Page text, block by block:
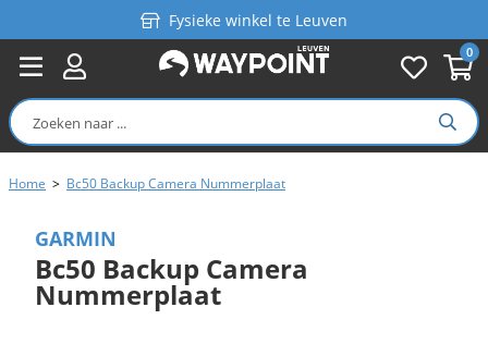
0
Fysieke winkel te Leuven
Persoonlijk advies
Gratis verzending in België vanaf €99
Home > Bc50 Backup Camera Nummerplaat
GARMIN
Bc50 Backup Camera
Nummerplaat